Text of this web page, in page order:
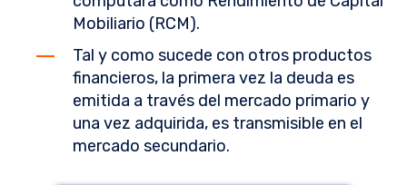
Mobiliario (RCM).
Tal y como sucede con otros productos
financieros, la primera vez la deuda es
emitida a través del mercado primario y
una vez adquirida, es transmisible en el
mercado secundario.